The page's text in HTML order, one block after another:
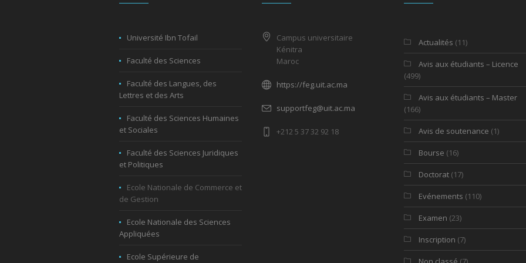
Université Ibn Tofail
Faculté des Sciences
Faculté des Langues, des
Lettres et des Arts
Faculté des Sciences Humaines
et Sociales
Faculté des Sciences Juridiques
et Politiques
Ecole Nationale de Commerce et
de Gestion
Ecole Nationale des Sciences
Appliquées
Ecole Supérieure de
Campus universitaire
Kénitra
Maroc
https://feg.uit.ac.ma
supportfeg@uit.ac.ma
+212 5 37 32 92 18
Actualités (11)
Avis aux étudiants – Licence
(499)
Avis aux étudiants – Master
(166)
Avis de soutenance (1)
Bourse (16)
Doctorat (17)
Evénements (110)
Examen (23)
Inscription (7)